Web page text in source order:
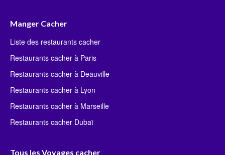
Manger Cacher
Liste des restaurants cacher
Restaurants cacher à Paris
Restaurants cacher à Deauville
Restaurants cacher à Lyon
Restaurants cacher à Marseille
Restaurants cacher Dubaï
Tous les Voyages cacher